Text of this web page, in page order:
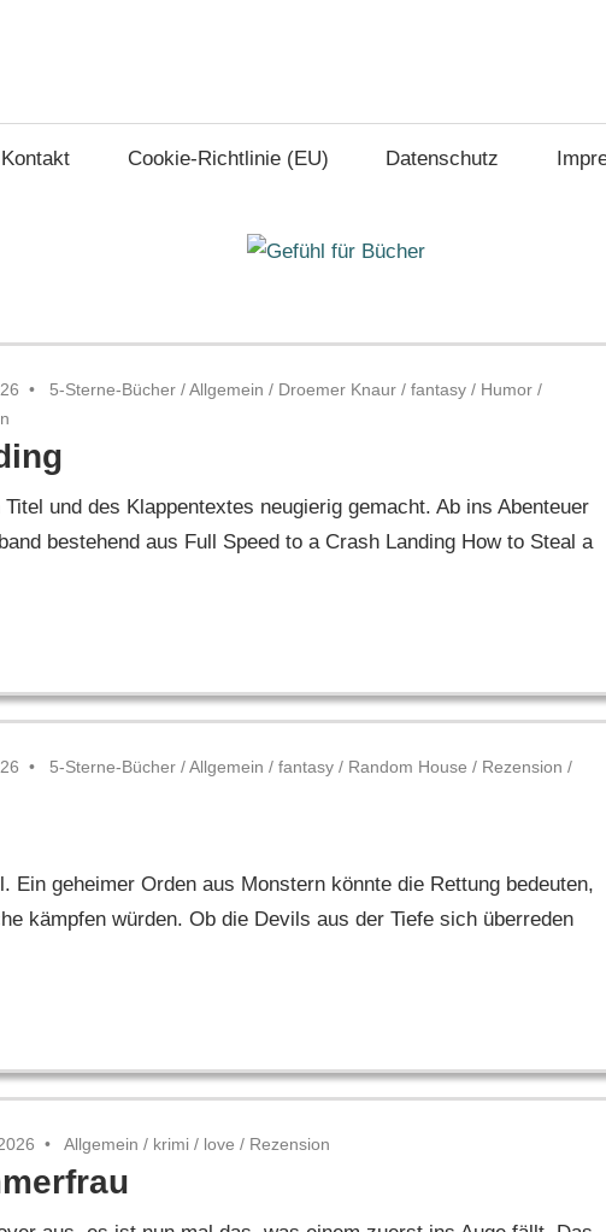
Kontakt Cookie-Richtlinie (EU) Datenschutz
5-Sterne-Bücher /Allgemein / Droemer Knaur /fantasy / Humor /
und des Klappentextes neugierig gemacht. Ab ins Abenteuer
bestehend aus Full Speed to a Crash Landing How to Steal a
5-Sterne-Bücher /Allgemein /fantasy / Random House / Rezension /
Ein geheimer Orden aus Monstern könnte die Rettung bedeuten,
kämpfen würden. Ob die Devils aus der Tiefe sich überreden
Allgemein / krimi / love / Rezension